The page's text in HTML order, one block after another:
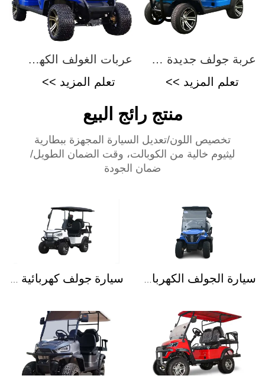
عربات الغولف الكهربائية XKGB4+2
تعلم المزيد >>
عربة جولف جديدة XKGB2
تعلم المزيد >>
منتج رائج البيع
تخصيص اللون/تعديل السيارة المجهزة ببطارية
ليثيوم خالية من الكوبالت، وقت الضمان الطويل/
ضمان الجودة